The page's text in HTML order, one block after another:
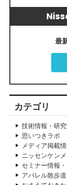
最
カテゴリ
技術情報・研
思いつきラボ
メディア掲載
ニッセンケン
セミナー情報
アパレル散歩道